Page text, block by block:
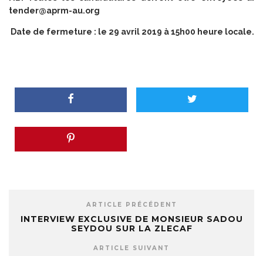
tender@aprm-au.org
Date de fermeture : le 29 avril 2019 à 15h00 heure locale.
ARTICLE PRÉCÉDENT
INTERVIEW EXCLUSIVE DE MONSIEUR SADOU
SEYDOU SUR LA ZLECAF
ARTICLE SUIVANT